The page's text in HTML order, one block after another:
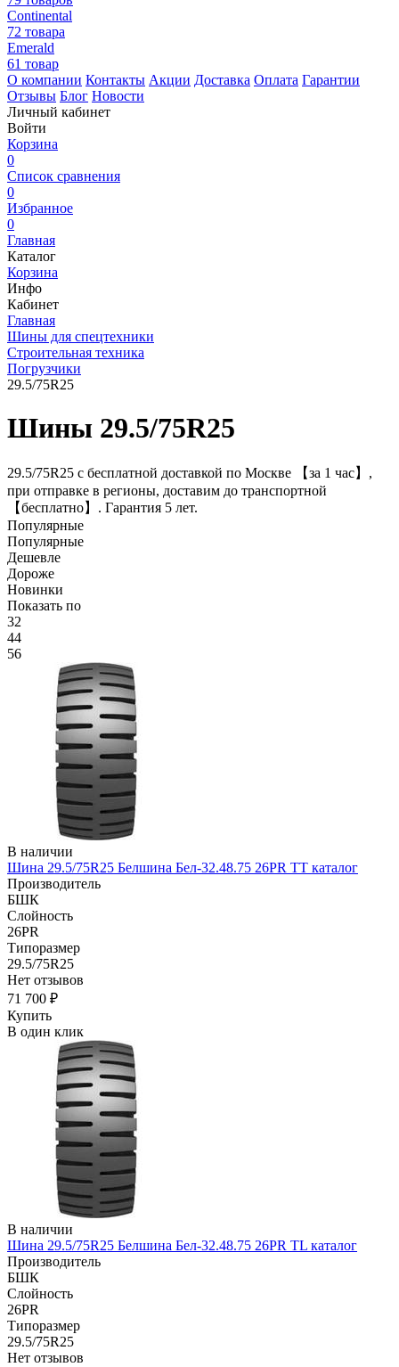
Continental
72 товара
Emerald
61 товар
О компании Контакты Акции Доставка Оплата Гарантии
Отзывы Блог Новости
Личный кабинет
Войти
Корзина
0
Список сравнения
0
Избранное
0
Главная
Каталог
Корзина
Инфо
Кабинет
Главная
Шины для спецтехники
Строительная техника
Погрузчики
29.5/75R25
Шины 29.5/75R25
29.5/75R25 с бесплатной доставкой по Москве 【за 1 час】,
при отправке в регионы, доставим до транспортной
【бесплатно】. Гарантия 5 лет.
Популярные
Популярные
Дешевле
Дороже
Новинки
Показать по
32
44
56
В наличии
Шина 29.5/75R25 Белшина Бел-32.48.75 26PR TT каталог
Производитель
БШК
Слойность
26PR
Типоразмер
29.5/75R25
Нет отзывов
71 700 ₽
Купить
В один клик
В наличии
Шина 29.5/75R25 Белшина Бел-32.48.75 26PR TL каталог
Производитель
БШК
Слойность
26PR
Типоразмер
29.5/75R25
Нет отзывов